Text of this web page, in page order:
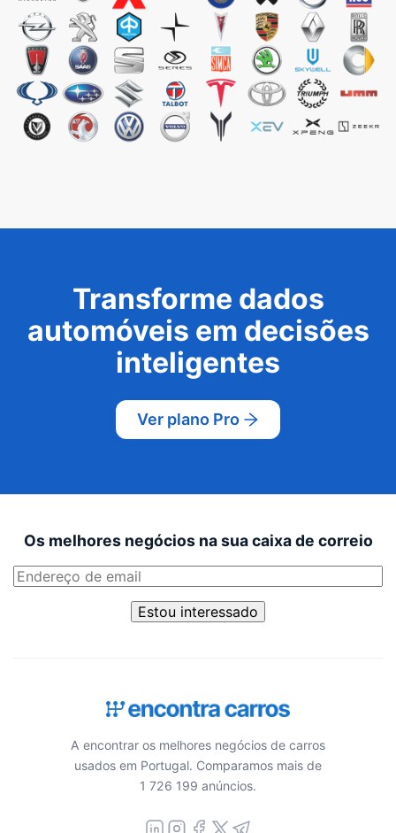
Transforme dados
automóveis em decisões
inteligentes
Ver plano Pro
Os melhores negócios na sua caixa de correio
Estou interessado
A encontrar os melhores negócios de carros
usados em Portugal. Comparamos mais de
1 726 199 anúncios.